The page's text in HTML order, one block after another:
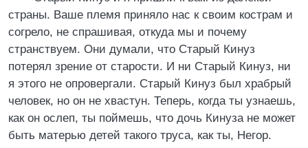
страны. Ваше племя приняло нас к своим кострам и
согрело, не спрашивая, откуда мы и почему
странствуем. Они думали, что Старый Кинуз
потерял зрение от старости. И ни Старый Кинуз, ни
я этого не опровергали. Старый Кинуз был храбрый
человек, но он не хвастун. Теперь, когда ты узнаешь,
как он ослеп, ты поймешь, что дочь Кинуза не может
быть матерью детей такого труса, как ты, Негор.